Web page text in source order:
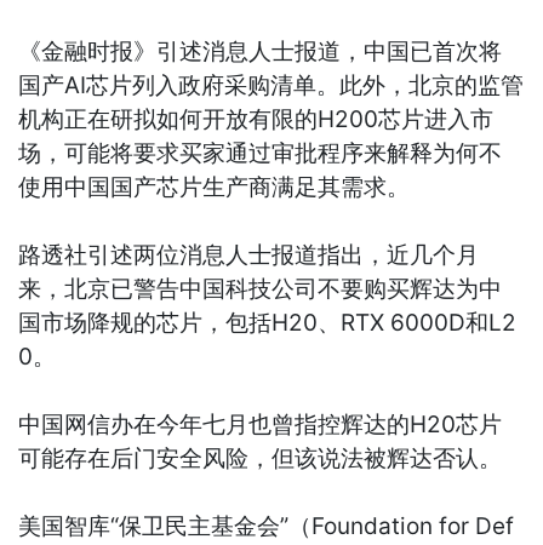
《金融时报》引述消息人士报道，中国已首次将
国产AI芯片列入政府采购清单。此外，北京的监管
机构正在研拟如何开放有限的H200芯片进入市
场，可能将要求买家通过审批程序来解释为何不
使用中国国产芯片生产商满足其需求。
路透社引述两位消息人士报道指出，近几个月
来，北京已警告中国科技公司不要购买辉达为中
国市场降规的芯片，包括H20、RTX 6000D和L2
0。
中国网信办在今年七月也曾指控辉达的H20芯片
可能存在后门安全风险，但该说法被辉达否认。
美国智库“保卫民主基金会”（Foundation for Def